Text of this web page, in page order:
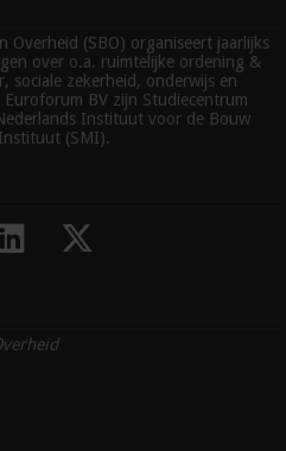
Overheid (SBO) organiseert jaarlijks
over o.a. ruimtelijke ordening &
sociale zekerheid, onderwijs en
BV zijn Studiecentrum
Instituut voor de Bouw
(SMI).